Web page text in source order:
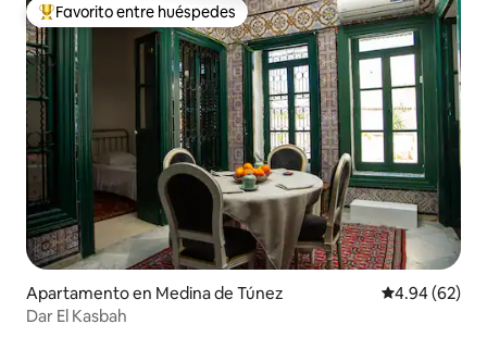
Favorito entre huéspedes preferido
Favorito entre huéspedes
Apartamento en Medina de Túnez Calificación
4.94 (62)
Dar El Kasbah